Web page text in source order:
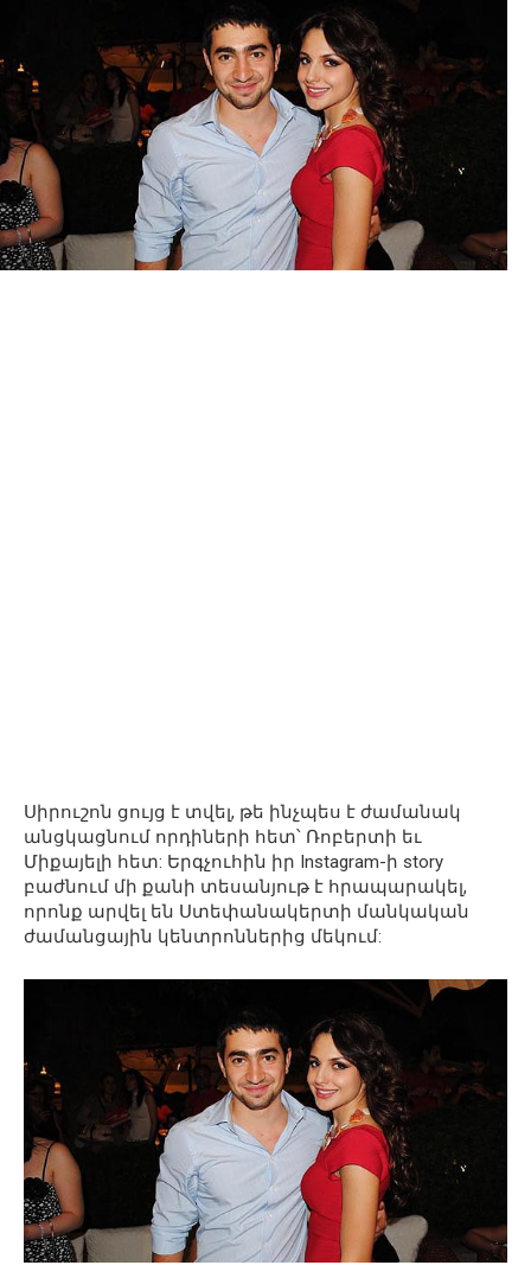
Սիրուշոն ցույց է տվել, թե ինչպես է ժամանակ
անցկացնում որդիների հետ՝ Ռոբերտի եւ
Միքայելի հետ: Երգչուհին իր Instagram-ի story
բաժնում մի քանի տեսանյութ է հրապարակել,
որոնք արվել են Ստեփանակերտի մանկական
ժամանցային կենտրոններից մեկում: